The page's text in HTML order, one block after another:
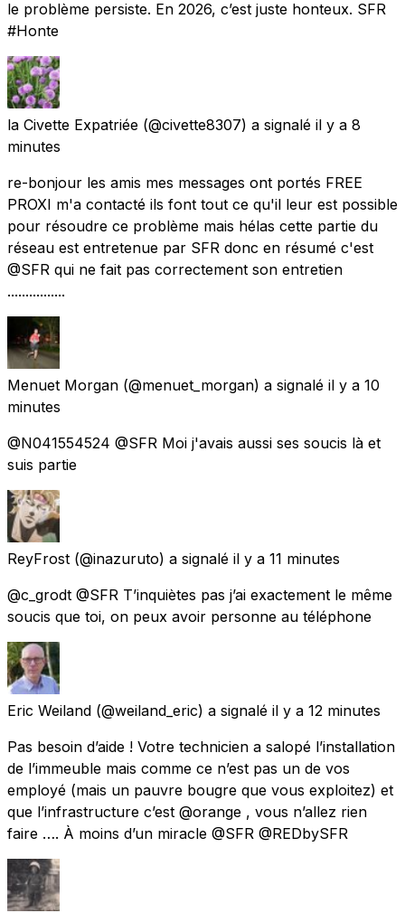
le problème persiste. En 2026, c’est juste honteux. SFR
#Honte
la Civette Expatriée (@civette8307) a signalé il y a 8
minutes
re-bonjour les amis mes messages ont portés FREE
PROXI m'a contacté ils font tout ce qu'il leur est possible
pour résoudre ce problème mais hélas cette partie du
réseau est entretenue par SFR donc en résumé c'est
@SFR qui ne fait pas correctement son entretien
................
Menuet Morgan (@menuet_morgan) a signalé il y a 10
minutes
@N041554524 @SFR Moi j'avais aussi ses soucis là et
suis partie
ReyFrost (@inazuruto) a signalé il y a 11 minutes
@c_grodt @SFR T’inquiètes pas j’ai exactement le même
soucis que toi, on peux avoir personne au téléphone
Eric Weiland (@weiland_eric) a signalé il y a 12 minutes
Pas besoin d’aide ! Votre technicien a salopé l’installation
de l’immeuble mais comme ce n’est pas un de vos
employé (mais un pauvre bougre que vous exploitez) et
que l’infrastructure c’est @orange , vous n’allez rien
faire …. À moins d’un miracle @SFR @REDbySFR